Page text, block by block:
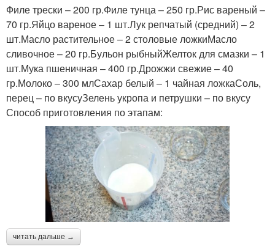
Филе трески – 200 гр.Филе тунца – 250 гр.Рис вареный –
70 гр.Яйцо вареное – 1 шт.Лук репчатый (средний) – 2
шт.Масло растительное – 2 столовые ложкиМасло
сливочное – 20 гр.Бульон рыбныйЖелток для смазки – 1
шт.Мука пшеничная – 400 гр.Дрожжи свежие – 40
гр.Молоко – 300 млСахар белый – 1 чайная ложкаСоль,
перец – по вкусуЗелень укропа и петрушки – по вкусу
Способ приготовления по этапам:
читать дальше →